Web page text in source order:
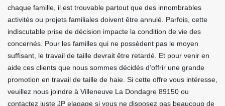
chaque famille, il est trouvable partout que des innombrables
activités ou projets familiales doivent être annulé. Parfois, cette
indiscutable prise de décision impacte la condition de vie des
concernés. Pour les familles qui ne possèdent pas le moyen
suffisant, le travail de taille devrait être retardé. Et pour venir en
aide ces clients que nous sommes décidés d’offrir une grande
promotion en travail de taille de haie. Si cette offre vous intéresse,
veuillez nous joindre à Villeneuve La Dondagre 89150 ou
contactez juste JP elagage si vous ne disposez pas beaucoup de